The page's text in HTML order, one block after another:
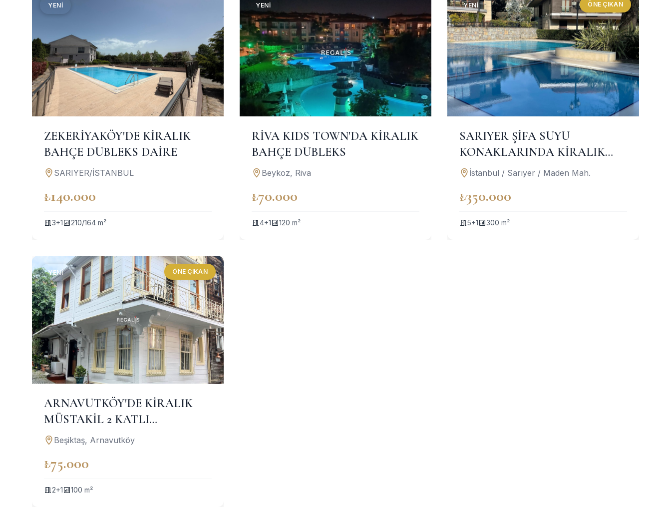
YENI
ZEKERİYAKÖY'DE KİRALIK
BAHÇE DUBLEKS DAİRE
SARIYER/İSTANBUL
₺140.000
3+1 210/164 m²
YENI
RİVA KIDS TOWN'DA KİRALIK
BAHÇE DUBLEKS
Beykoz, Riva
₺70.000
4+1 120 m²
YENI ÖNE ÇIKAN
SARIYER ŞİFA SUYU
KONAKLARINDA KİRALIK
BAHÇE DUBLEKS DAİRE
İstanbul / Sarıyer / Maden Mah.
₺350.000
5+1 300 m²
YENI ÖNE ÇIKAN
ARNAVUTKÖY'DE KİRALIK
MÜSTAKİL 2 KATLI
İŞYERİ/OFİS
Beşiktaş, Arnavutköy
₺75.000
2+1 100 m²